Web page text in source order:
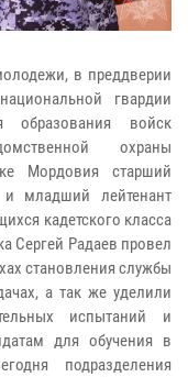
в преддверии
гвардии
образования войск
охраны
Мордовия старший
младший лейтенант
кадетского класса
Сергей Радаев провел
становления службы
а так же уделили
испытаний и
для обучения в
подразделения